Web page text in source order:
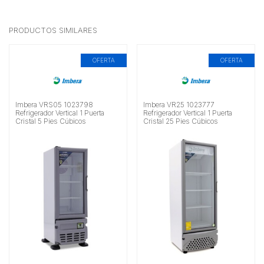
PRODUCTOS SIMILARES
OFERTA
Imbera VRS05 1023798
Refrigerador Vertical 1 Puerta
Cristal 5 Pies Cúbicos
OFERTA
Imbera VR25 1023777
Refrigerador Vertical 1 Puerta
Cristal 25 Pies Cúbicos